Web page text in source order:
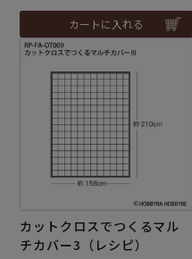
カートに入れる
カットクロスでつくるマル
チカバー3（レシピ）